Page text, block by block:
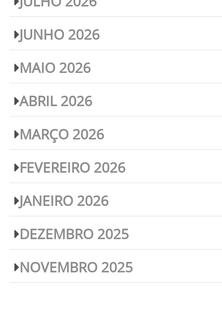
JUNHO 2026
MAIO 2026
ABRIL 2026
MARÇO 2026
FEVEREIRO 2026
JANEIRO 2026
DEZEMBRO 2025
NOVEMBRO 2025